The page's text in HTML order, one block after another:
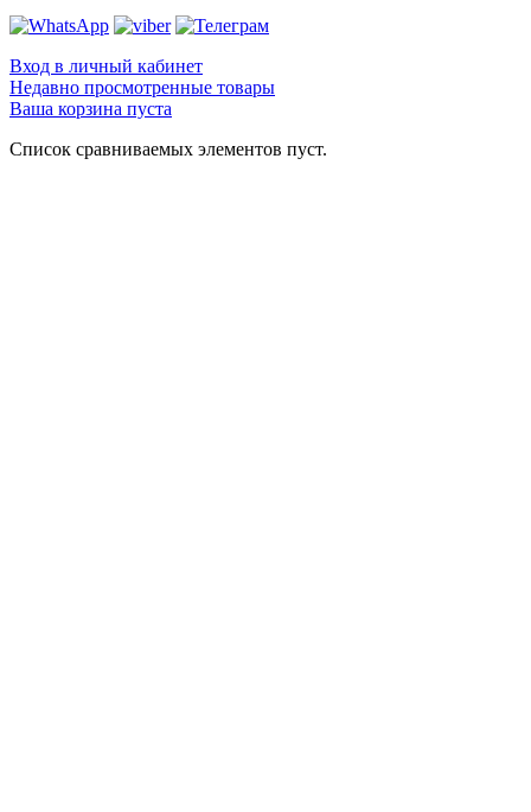
Вход в личный кабинет
Недавно просмотренные товары
Ваша корзина пуста
Список сравниваемых элементов пуст.